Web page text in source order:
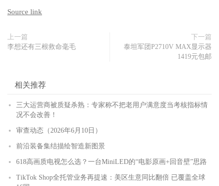
Source link
上一篇
李想还有三根救命毫毛
下一篇
泰坦军团P2710V MAX显示器
1419元包邮
相关推荐
三大运营商被质疑杀熟：专家称不把老用户满意度当考核指标情
况不会改善！
审查动态（2026年6月10日）
前沿装备集结描绘智造新图景
618高画质电视怎么选？一台MiniLED的“电影原画+回音壁”思路
TikTok Shop全托管业务再提速：美区生意同比翻倍 已覆盖全球